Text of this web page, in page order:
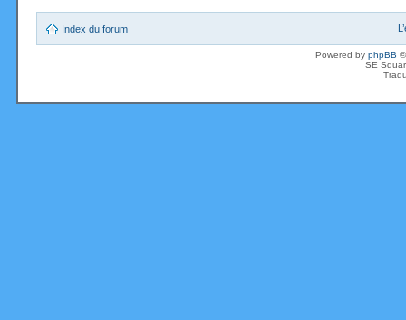
Index du forum
Powered by phpBB
SE